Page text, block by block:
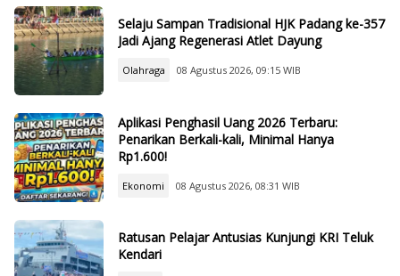
Selaju Sampan Tradisional HJK Padang ke-357
Jadi Ajang Regenerasi Atlet Dayung
Olahraga 08 Agustus 2026, 09:15 WIB
Aplikasi Penghasil Uang 2026 Terbaru:
Penarikan Berkali-kali, Minimal Hanya
Rp1.600!
Ekonomi 08 Agustus 2026, 08:31 WIB
Ratusan Pelajar Antusias Kunjungi KRI Teluk
Kendari